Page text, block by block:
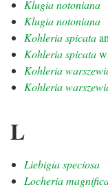
Klugia notoniana
Klugia notoniana
Kohleria spicata
Kohleria spicata
Kohleria
Kohleria
L
Liebigia speciosa
Locheria